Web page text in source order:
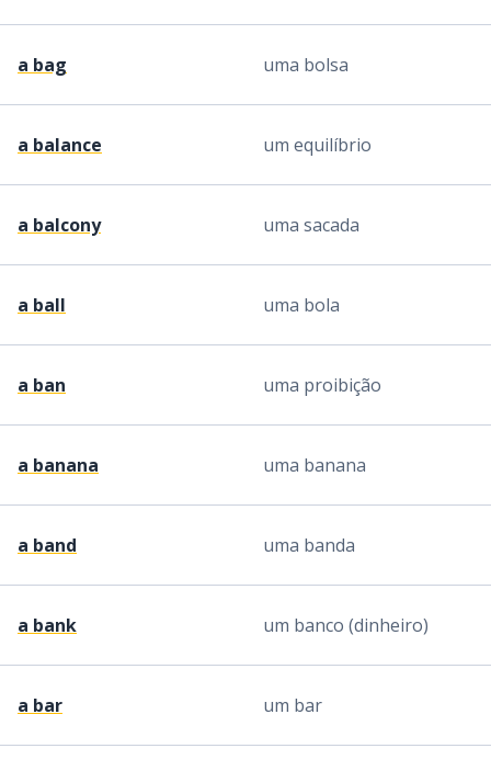
a bag uma bolsa
a balance um equilíbrio
a balcony uma sacada
a ball uma bola
a ban uma proibição
a banana uma banana
a band uma banda
a bank um banco (dinheiro)
a bar um bar